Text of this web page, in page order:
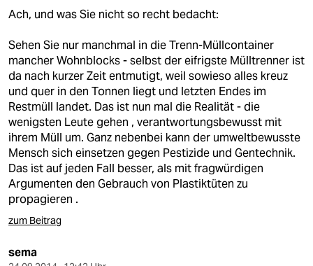
Ach, und was Sie nicht so recht bedacht:
Sehen Sie nur manchmal in die Trenn-Müllcontainer
mancher Wohnblocks - selbst der eifrigste Mülltrenner ist
da nach kurzer Zeit entmutigt, weil sowieso alles kreuz
und quer in den Tonnen liegt und letzten Endes im
Restmüll landet. Das ist nun mal die Realität - die
wenigsten Leute gehen , verantwortungsbewusst mit
ihrem Müll um. Ganz nebenbei kann der umweltbewusste
Mensch sich einsetzen gegen Pestizide und Gentechnik.
Das ist auf jeden Fall besser, als mit fragwürdigen
Argumenten den Gebrauch von Plastiktüten zu
propagieren .
zum Beitrag
sema